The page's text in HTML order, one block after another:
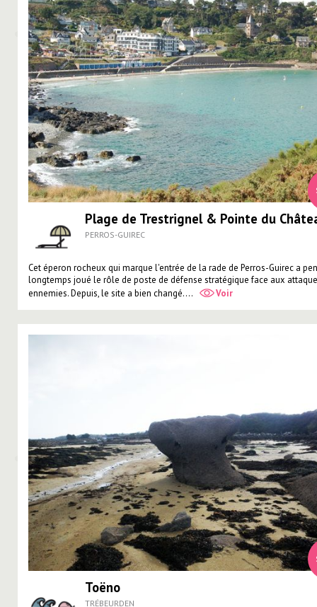
Plage de Trestrignel & Pointe du
PERROS-GUIREC
Cet éperon rocheux qui marque l'entrée de la rade de Perros-Guirec a
longtemps joué le rôle de poste de défense stratégique face aux
ennemies. Depuis, le site a bien changé....
Voir
Toëno
TRÉBEURDEN